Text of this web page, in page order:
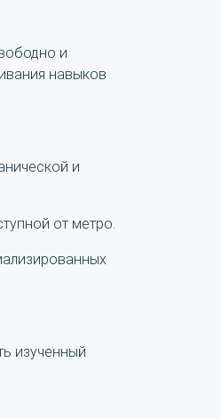
и
навыков
и
от метро.
изученный